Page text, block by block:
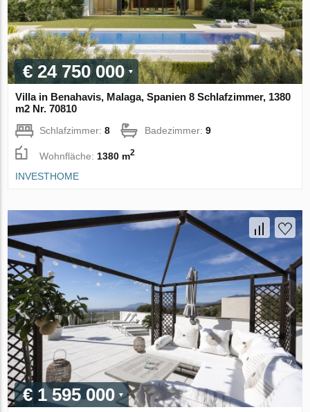
€ 24 750 000
Villa in Benahavis, Malaga, Spanien 8 Schlafzimmer, 1380
m2 Nr. 70810
Schlafzimmer:8 Badezimmer:9
Wohnfläche: 1380 m2
INVESTHOME
€ 1 595 000